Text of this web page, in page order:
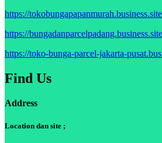
https://
https://
https://toko-bunga-parcel-jakarta-
Find Us
Address
Location dan site ;